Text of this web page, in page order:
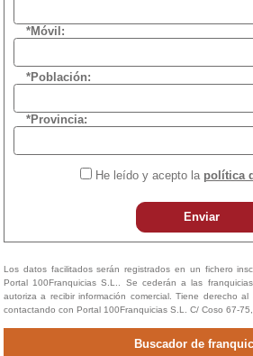
*Móvil:
*Población:
*Provincia:
He leído y acepto la política
Enviar
Los datos facilitados serán registrados en un fichero
Portal 100Franquicias S.L.. Se cederán a las
autoriza a recibir información comercial. Tiene derecho
contactando con Portal 100Franquicias S.L. C/ Coso 67-75,
Buscador de